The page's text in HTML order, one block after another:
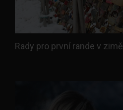
Rady pro první rande v zimě